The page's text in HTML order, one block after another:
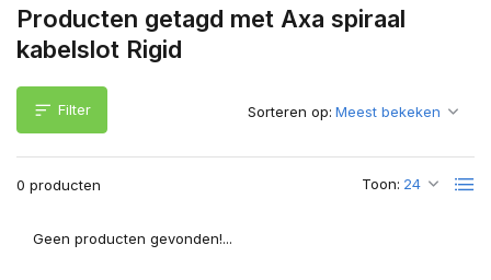
Producten getagd met Axa spiraal
kabelslot Rigid
Filter
0 producten Toon:
Sorteren op:
Geen producten gevonden!...